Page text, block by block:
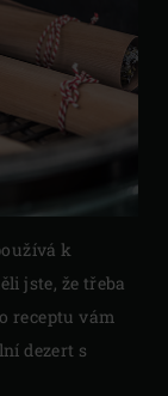
k
jste, že třeba
receptu vám
dezert s